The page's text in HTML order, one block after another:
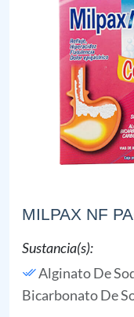
MILPAX NF
Sustancia(s):
Alginato De
Bicarbonato De